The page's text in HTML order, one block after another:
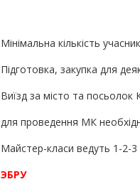
Мінімальна кількість
Підготовка, закупка для
Виїзд за місто та
для проведення МК
Майстер-класи ведуть 1-2-3
ЭБРУ